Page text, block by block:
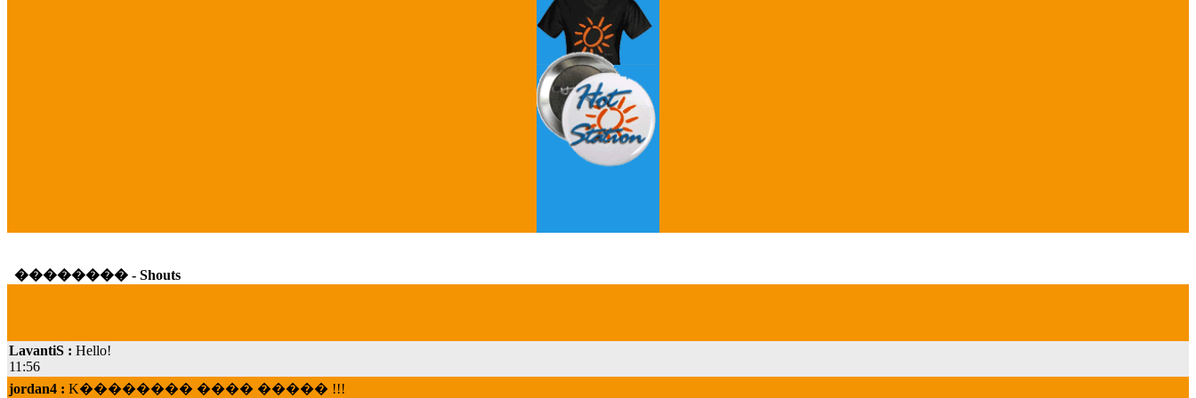
Grey's Anatomy
�������� - Shouts
11:56
jordan4 :K�������� ���� ����� !!!
19:45